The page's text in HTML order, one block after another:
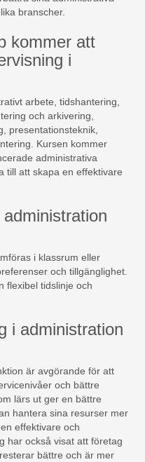
branscher.
kommer att
i
arbete, tidshantering,
och arkivering,
presentationsteknik,
Kursen kommer
administrativa
till att skapa en effektivare
i klassrum eller
och tillgänglighet.
flexibel tidslinje och
i administration
är avgörande för att
och bättre
lärs ut ger en bättre
hantera sina resurser mer
effektivare och
har också visat att företag
bättre och är mer